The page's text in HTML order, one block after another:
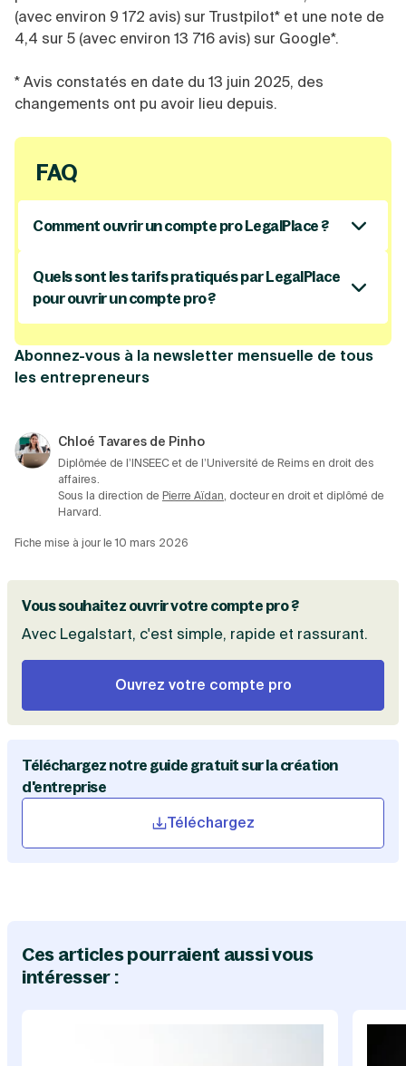
(avec environ 9 172 avis) sur Trustpilot* et une note de
4,4 sur 5 (avec environ 13 716 avis) sur Google*.
* Avis constatés en date du 13 juin 2025, des
changements ont pu avoir lieu depuis.
FAQ
Comment ouvrir un compte pro LegalPlace ?
vous devez d’abord créer votre entreprise sur
leur plateforme. Le compte bancaire est
proposé en option au moment de la création,
puis activé une fois l’entreprise immatriculée.
Quels sont les tarifs pratiqués par LegalPlace
pour ouvrir un compte pro ?
LegalPlace propose plusieurs tarifications
adaptées au choix de forme de votre entreprise
et au degré d’accompagnement souhaité. Les
tarifs varient en fonction des services inclus
de gestion), avec ou sans dépôt de capital.
Abonnez-vous à la newsletter mensuelle de tous
les entrepreneurs
Chloé Tavares de Pinho
Diplômée de l’INSEEC et de l’Université de Reims en droit des
affaires.
Sous la direction de Pierre Aïdan, docteur en droit et diplômé de
Harvard.
Fiche mise à jour le10 mars 2026
Vous souhaitez ouvrir votre compte pro ?
Avec Legalstart, c'est simple, rapide et rassurant.
Ouvrez votre compte pro
Téléchargez notre guide gratuit sur la création
d'entreprise
Téléchargez
Ces articles pourraient aussi vous
intéresser :